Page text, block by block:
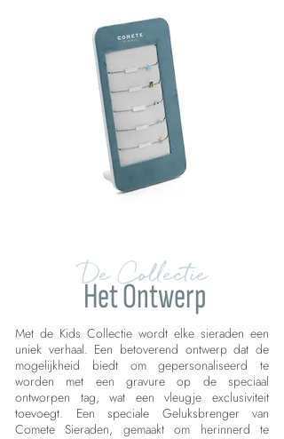
De Collectie
Het Ontwerp
Met de Kids Collectie wordt elke sieraden een
uniek verhaal. Een betoverend ontwerp dat de
mogelijkheid biedt om gepersonaliseerd te
worden met een gravure op de speciaal
ontworpen tag, wat een vleugje exclusiviteit
toevoegt. Een speciale Geluksbrenger van
Comete Sieraden, gemaakt om herinnerd te